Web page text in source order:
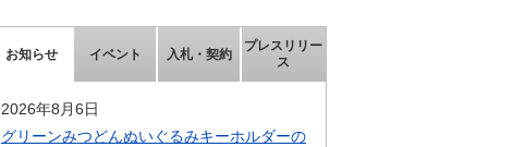
就労支援
農林業振興
組織案内
庁舎案内
ふるさと納税
お知らせ イベント 入札・契約
プレスリリー
ス
2026年8月6日
グリーンみつどんぬいぐるみキーホルダーの